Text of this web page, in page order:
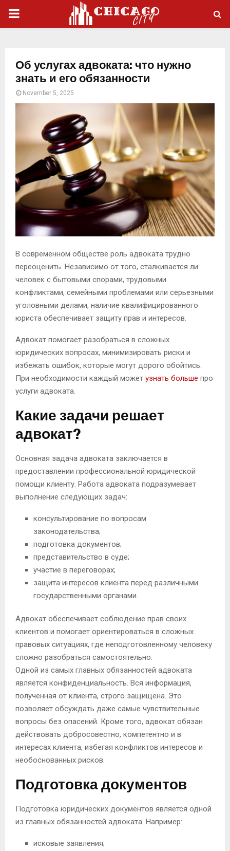
PRIMARY
Об услугах адвоката: что нужно
знать и его обязанности
November 5, 2025
В современном обществе роль адвоката трудно
переоценить. Независимо от того, сталкивается ли
человек с бытовыми спорами, трудовыми
конфликтами, семейными проблемами или серьезными
уголовными делами, наличие квалифицированного
юриста обеспечивает защиту прав и интересов.
Адвокат помогает разобраться в сложных
юридических вопросах, минимизировать риски и
избежать ошибок, которые могут дорого обойтись.
При необходимости каждый может узнать больше про
услуги адвоката.
Какие задачи решает
адвокат?
Основная задача адвоката заключается в
предоставлении профессиональной юридической
помощи клиенту. Работа адвоката подразумевает
выполнение следующих задач:
консультирование по вопросам
законодательства;
подготовка документов;
представительство в суде;
участие в переговорах;
защита интересов клиента перед различными
государственными органами.
Адвокат обеспечивает соблюдение прав своих
клиентов и помогает ориентироваться в сложных
правовых ситуациях, где неподготовленному человеку
сложно разобраться самостоятельно.
Одной из самых главных обязанностей адвоката
является конфиденциальность. Вся информация,
полученная от клиента, строго защищена. Это
позволяет обсуждать даже самые чувствительные
вопросы без опасений. Кроме того, адвокат обязан
действовать добросовестно, компетентно и в
интересах клиента, избегая конфликтов интересов и
необоснованных рисков.
Подготовка документов
Подготовка юридических документов является одной
из главных обязанностей адвоката. Например:
исковые заявления;